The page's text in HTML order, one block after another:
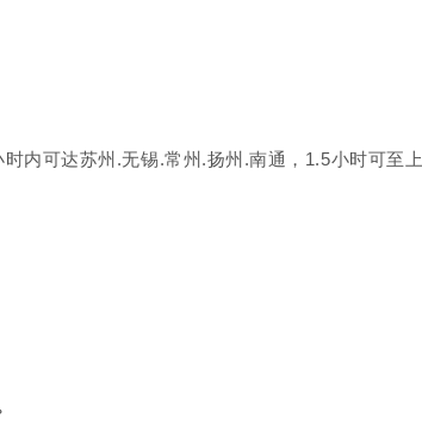
内可达苏州.无锡.常州.扬州.南通，1.5小时可至上